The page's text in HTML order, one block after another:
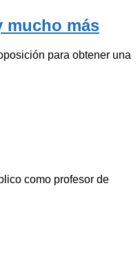
mucho más
para obtener una
como profesor de